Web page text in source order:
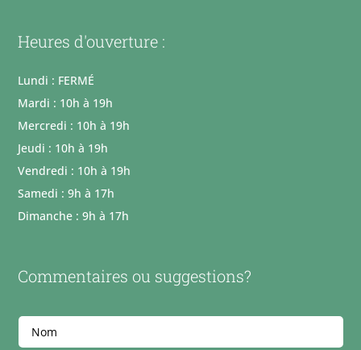
Heures d'ouverture :
Lundi : FERMÉ
Mardi : 10h à 19h
Mercredi : 10h à 19h
Jeudi : 10h à 19h
Vendredi : 10h à 19h
Samedi : 9h à 17h
Dimanche : 9h à 17h
Commentaires ou suggestions?